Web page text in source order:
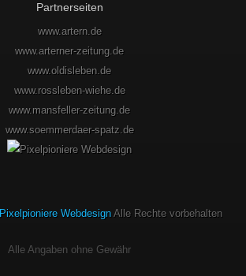
Partnerseiten
www.artern.de
www.arterner-zeitung.de
www.oldisleben.de
www.rossleben-wiehe.de
www.mansfeller-zeitung.de
www.soemmerdaer-spatz.de
Pixelpioniere WebdesignAlle Rechte vorbehalten
Alle Angaben ohne Gewähr